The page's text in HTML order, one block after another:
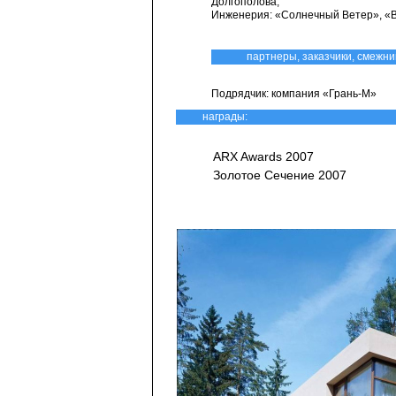
Инженерия: «Солнечный Ветер»,
партнеры, заказчики,
Подрядчик: компания «Грань-М»
награды:
ARX Awards 2007
Золотое Сечение 2007